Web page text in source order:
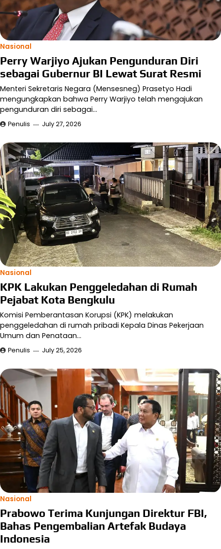
Nasional
Perry Warjiyo Ajukan Pengunduran Diri
sebagai Gubernur BI Lewat Surat Resmi
Menteri Sekretaris Negara (Mensesneg) Prasetyo Hadi
mengungkapkan bahwa Perry Warjiyo telah mengajukan
pengunduran diri sebagai…
Penulis July 27, 2026
Nasional
KPK Lakukan Penggeledahan di Rumah
Pejabat Kota Bengkulu
Komisi Pemberantasan Korupsi (KPK) melakukan
penggeledahan di rumah pribadi Kepala Dinas Pekerjaan
Umum dan Penataan…
Penulis July 25, 2026
Nasional
Prabowo Terima Kunjungan Direktur FBI,
Bahas Pengembalian Artefak Budaya
Indonesia